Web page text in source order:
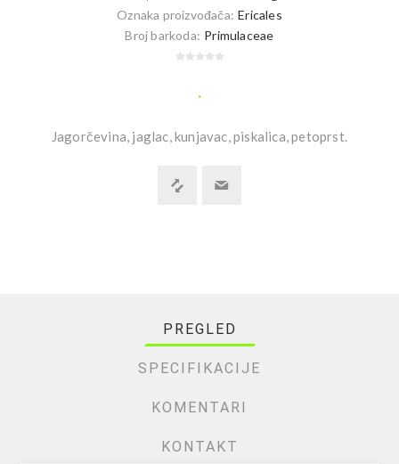
Oznaka proizvođača: Ericales
Broj barkoda: Primulaceae
.
Jagorčevina, jaglac, kunjavac, piskalica, petoprst.
PREGLED
SPECIFIKACIJE
KOMENTARI
KONTAKT